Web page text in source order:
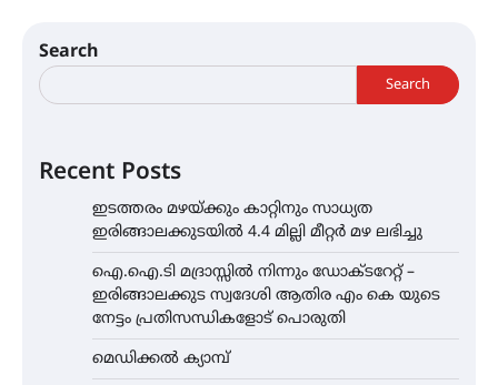
Search
Search
Recent Posts
ഇടത്തരം മഴയ്ക്കും കാറ്റിനും സാധ്യത
ഇരിങ്ങാലക്കുടയിൽ 4.4 മില്ലി മീറ്റർ മഴ ലഭിച്ചു
ഐ.ഐ.ടി മദ്രാസ്സിൽ നിന്നും ഡോക്ടറേറ്റ് –
ഇരിങ്ങാലക്കുട സ്വദേശി ആതിര എം കെ യുടെ
നേട്ടം പ്രതിസന്ധികളോട് പൊരുതി
മെഡിക്കൽ ക്യാമ്പ്